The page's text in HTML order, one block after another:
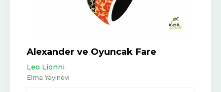
Alexander ve Oyuncak Fare
Leo Lionni
Elma Yayınevi